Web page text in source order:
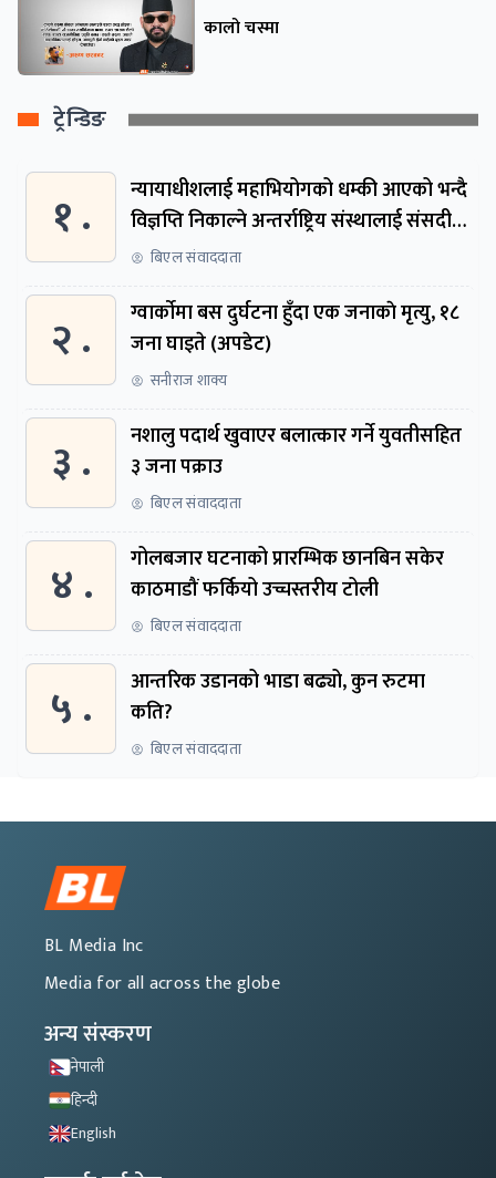
कालो चस्मा
ट्रेन्डिङ
१ .
न्यायाधीशलाई महाभियोगको धम्की आएको भन्दै
विज्ञप्ति निकाल्ने अन्तर्राष्ट्रिय संस्थालाई संसदीय
समितिमा बोलाइयो
बिएल संवाददाता
२ .
ग्वार्काेमा बस दुर्घटना हुँदा एक जनाकाे मृत्यु, १८
जना घाइते (अपडेट)
सनीराज शाक्य
३ .
नशालु पदार्थ खुवाएर बलात्कार गर्ने युवतीसहित
३ जना पक्राउ
बिएल संवाददाता
४ .
गोलबजार घटनाको प्रारम्भिक छानबिन सकेर
काठमाडौं फर्कियो उच्चस्तरीय टोली
बिएल संवाददाता
५ .
आन्तरिक उडानको भाडा बढ्यो, कुन रुटमा
कति?
बिएल संवाददाता
BL Media Inc
Media for all across the globe
अन्य संस्करण
नेपाली
हिन्दी
English